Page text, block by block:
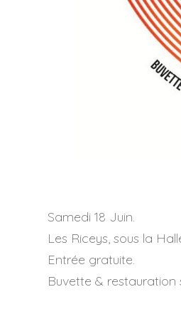
Samedi 18 Juin.
Les Riceys, sous la
Entrée gratuite.
Buvette &